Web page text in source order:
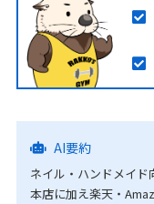
AI要約
ネイル・ハンドメイド
本店に加え楽天・